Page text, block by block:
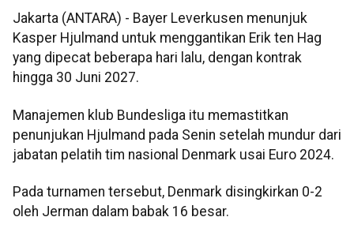
Jakarta (ANTARA) - Bayer Leverkusen menunjuk
Kasper Hjulmand untuk menggantikan Erik ten Hag
yang dipecat beberapa hari lalu, dengan kontrak
hingga 30 Juni 2027.
Manajemen klub Bundesliga itu memastitkan
penunjukan Hjulmand pada Senin setelah mundur dari
jabatan pelatih tim nasional Denmark usai Euro 2024.
Pada turnamen tersebut, Denmark disingkirkan 0-2
oleh Jerman dalam babak 16 besar.